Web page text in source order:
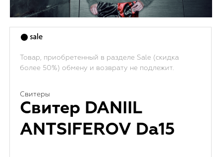
Товар, приобретенный в разделе Sale (скидка
более 50%) обмену и возврату не подлежит.
Свитеры
Свитер DANIIL
ANTSIFEROV Da15